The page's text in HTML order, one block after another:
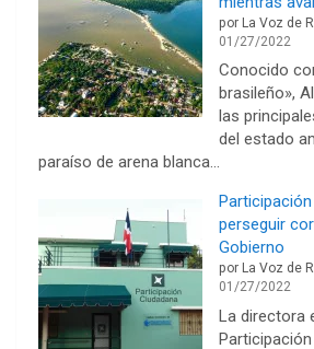
por La Voz de
01/27/2022
Conocido
brasileño»,
las
del estado
paraíso de arena blanca…
perseguir
Gobierno
por La Voz de
01/27/2022
La directora